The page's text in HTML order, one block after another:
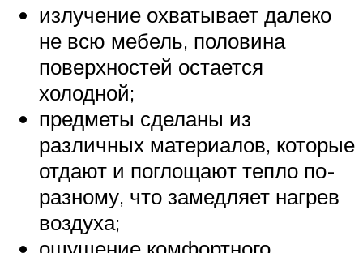
излучение охватывает далеко
не всю мебель, половина
поверхностей остается
холодной;
предметы сделаны из
различных материалов, которые
отдают и поглощают тепло по-
разному, что замедляет нагрев
воздуха;